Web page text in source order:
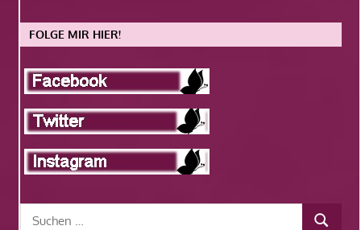
FOLGE MIR HIER!